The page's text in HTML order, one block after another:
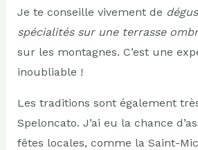
Je te conseille vivement de
spécialités sur une terrasse
sur les montagnes. C’est une
inoubliable !
Les traditions sont également
Speloncato. J’ai eu la chance
fêtes locales, comme la Saint-